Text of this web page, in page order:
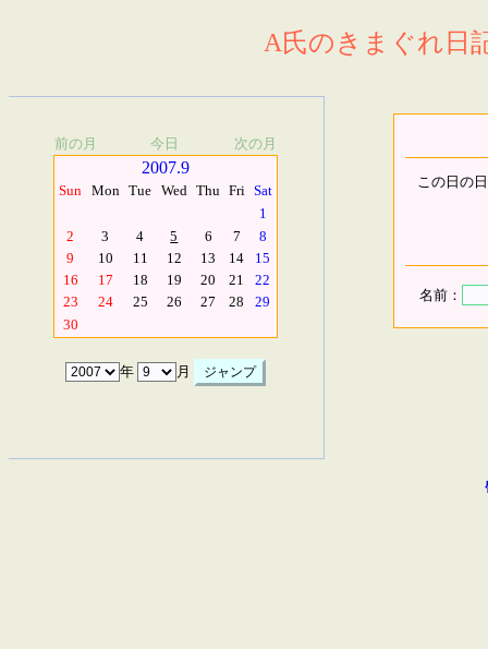
A氏のきまぐれ日
前の月 今日 次の月
2007.9
Sun Mon Tue Wed Thu Fri Sat
1
2
3 4 5 6 7
8
9
10 11 12 13 14
15
16
17 18 19 20 21
22
23
24 25 26 27 28
29
30
年 月
この日の
名前：